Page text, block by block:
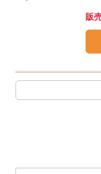
販